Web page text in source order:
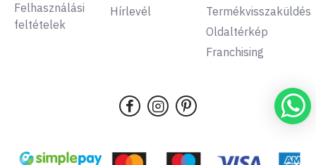
Felhasználási
feltételek
Hírlevél
Termékvisszaküldés
Oldaltérkép
Franchising